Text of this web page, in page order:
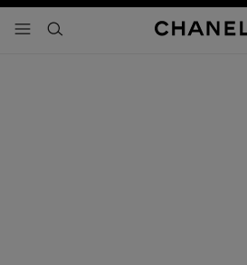
- navegación principal
buscar